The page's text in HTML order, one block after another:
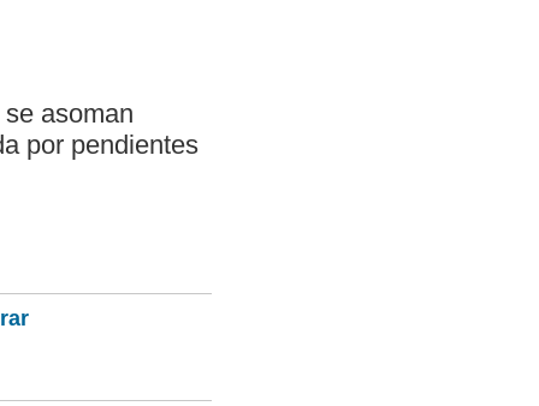
asoman
por pendientes